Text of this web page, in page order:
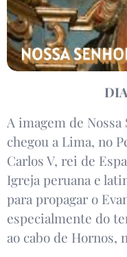
A imagem de Nossa
chegou a Lima, no
Carlos V, rei de
Igreja peruana e
para propagar o
especialmente do
ao cabo de Hornos,